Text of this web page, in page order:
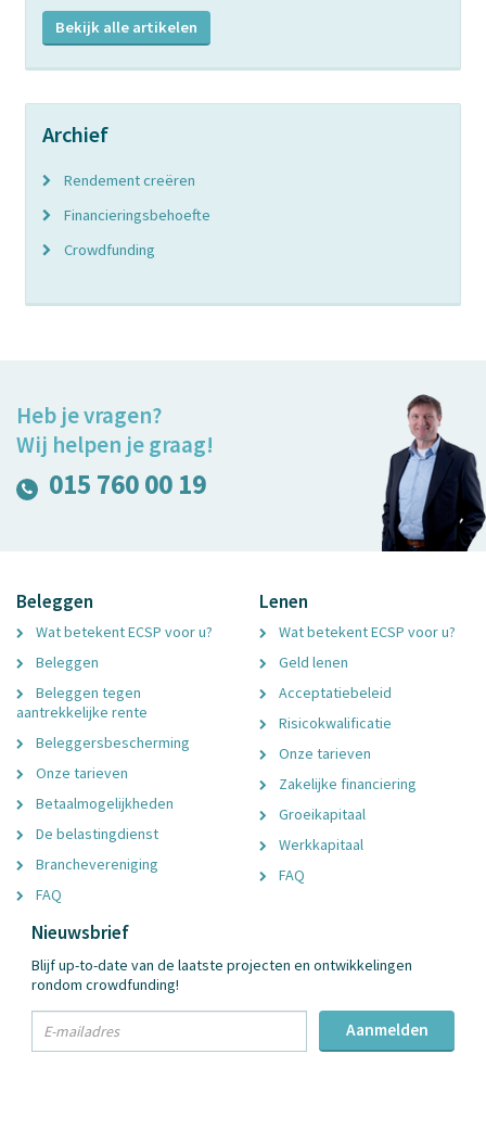
Bekijk alle artikelen
Archief
Rendement creëren
Financieringsbehoefte
Crowdfunding
Heb je vragen?
Wij helpen je graag!
015 760 00 19
Beleggen
Wat betekent ECSP voor u?
Beleggen
Beleggen tegen
aantrekkelijke rente
Beleggersbescherming
Onze tarieven
Betaalmogelijkheden
De belastingdienst
Branchevereniging
FAQ
Lenen
Wat betekent ECSP voor u?
Geld lenen
Acceptatiebeleid
Risicokwalificatie
Onze tarieven
Zakelijke financiering
Groeikapitaal
Werkkapitaal
FAQ
Nieuwsbrief
Blijf up-to-date van de laatste projecten en ontwikkelingen
rondom crowdfunding!
Email
Aanmelden